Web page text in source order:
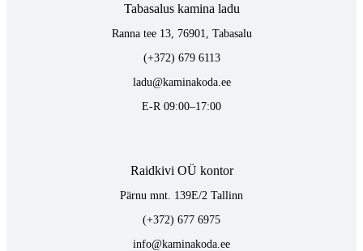
Tabasalus kamina ladu
Ranna tee 13, 76901, Tabasalu
(+372) 679 6113
ladu@kaminakoda.ee
E-R 09:00–17:00
Raidkivi OÜ kontor
Pärnu mnt. 139E/2 Tallinn
(+372) 677 6975
info@kaminakoda.ee